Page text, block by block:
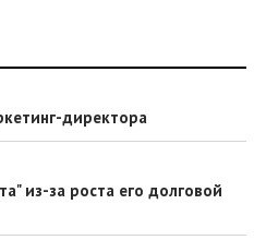
директора
из-за роста его долговой